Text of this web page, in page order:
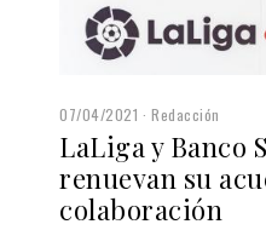
07/04/2021 Redacción
LaLiga y Banco
renuevan su
colaboración